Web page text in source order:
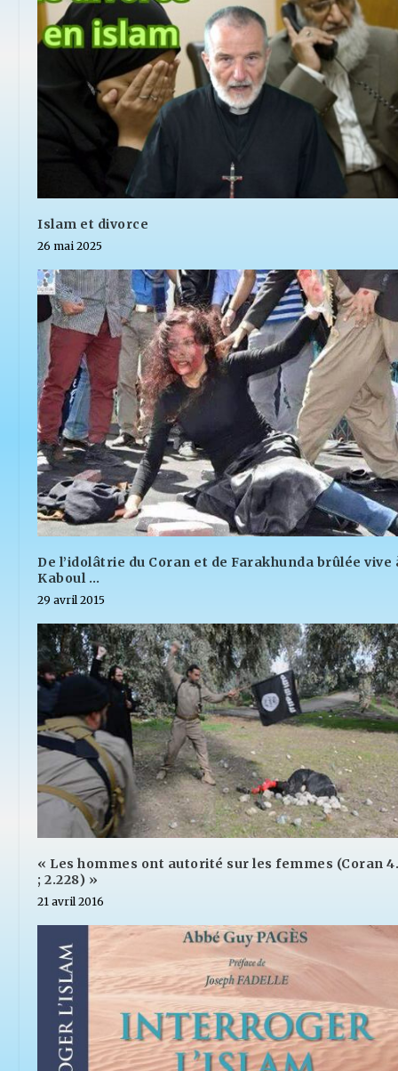
Islam et divorce
26 mai 2025
De l’idolâtrie du Coran et de Farakhunda brûlée vive
Kaboul …
29 avril 2015
« Les hommes ont autorité sur les femmes (Coran
; 2.228) »
21 avril 2016